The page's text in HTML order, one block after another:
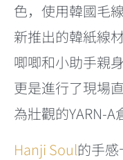
色，使用韓國毛
新推出的韓紙線材
唧唧和小助手親
更是進行了現場
為壯觀的YARN-A
Hanji Soul的手